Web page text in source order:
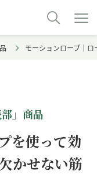
モーションロープ｜
」商品
を使って効
かせない筋